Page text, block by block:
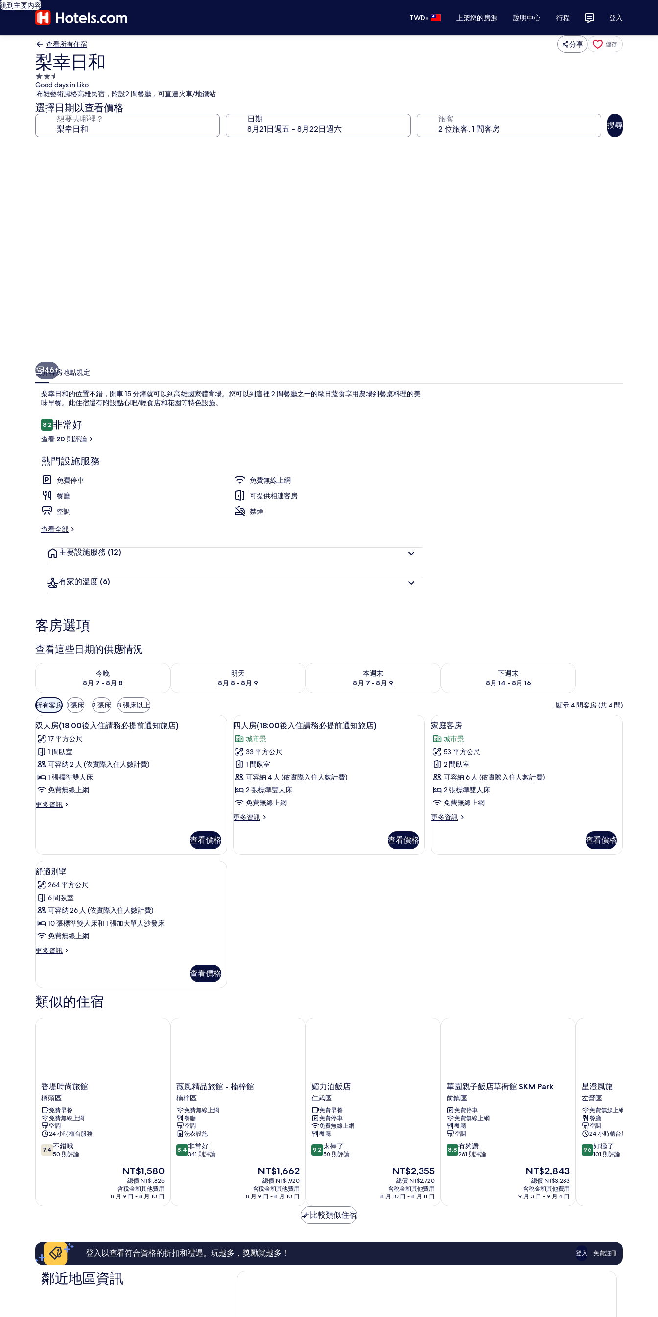
跳到主要內容
TWD• 上架您的房源 說明中心 行程 登入
查看所有住宿 分享 儲存
梨幸日和
2.5
星
級
住
宿
Good days in Liko
布雜藝術風格高雄民宿，附設2 間餐廳，可直達火車/地鐵站
選擇日期以查看價格
想要去哪裡？ 日期 旅客
搜尋
46+
簡介客房地點規定
梨幸日和的位置不錯，開車 15 分鐘就可以到高雄國家體育場。您可以到這裡 2 間餐廳之一的歐日蔬食享用農場到餐桌料理的美
味早餐。此住宿還有附設點心吧/輕食店和花園等特色設施。
評
論
8.28.2 分，滿分 10 分，
非常好
查看 20 則評論
熱門設施服務
免費停車
免費無線上網
餐廳
可提供相連客房
空調
禁煙
查看全部
主要設施服務 (12)
有家的溫度 (6)
客房選項
查看這些日期的供應情況
今晚
8月 7 - 8月 8
查看今晚 (8月 7 - 8月 8) 的供應情況
明天
8月 8 - 8月 9
查看明天 (8月 8 - 8月 9) 的供應情況
本週末
8月 7 - 8月 9
查看本週末 (8月 7 - 8月 9) 的供應情況
下週末
8月 14 - 8月 16
查看下週末 (8月 14 - 8月 16) 的供應情況
可
用
的
客
房
篩
選
條
件
所有客房 1 張床 2 張床 3 張床以上 顯示 4 間客房 (共 4 間)
顯
示
双
人
房
(18:00
後
入
務
必
提
前
通
知
旅
店)
的
相
片
双人房(18:00後入住請務必提前通知旅店) | 遮光布/窗簾、隔音、免費無線上網、床單
10
双人房(18:00後入住請務必提前通知旅店)
17 平方公尺
1 間臥室
可容納 2 人 (依實際入住人數計費)
1 張標準雙人床
免費無線上網
更多資訊
更
(18:00
後
入
住
請
務
必
提
前
通
知
店)
情
查看價格
顯
示
四
人
房
(18:00
後
入
住
務
四人房(18:00後入住請務必提前通知旅店) | 遮光布/窗簾、隔音、免費無線上網、床單
11
四人房(18:00後入住請務必提前通知旅店)
城市景
33 平方公尺
1 間臥室
可容納 4 人 (依實際入住人數計費)
2 張標準雙人床
免費無線上網
更多資訊
更
房
查看價格
顯
示
家
庭
客
房
的
有
片
家庭客房 | 起居區 | 42-吋平面電視、數位頻道
8
家庭客房
城市景
53 平方公尺
2 間臥室
可容納 6 人 (依實際入住人數計費)
2 張標準雙人床
免費無線上網
更多資訊
更
客
查看價格
顯
示
舒
適
別
墅
所
相
片
13
舒適別墅
264 平方公尺
6 間臥室
可容納 26 人 (依實際入住人數計費)
10 張標準雙人床和 1 張加大單人沙發床
免費無線上網
更多資訊
更
別
墅
的
詳
情
查看價格
類似的住宿
香
堤
時
尚
旅
館
橋
頭
區
香堤時尚旅館
橋頭區
免費早餐
免費無線上網
空調
24 小時櫃台服務
7.4
分，
錯
評
7.4 不錯哦
50 則評論
現
在
價
格
為
NT$1,580
總價 NT$1,825
含稅金和其他費用
8 月 9 日 - 8 月 10 日
香堤時尚旅館
薇
風
精
品
旅
館
-
楠
梓
薇風精品旅館 - 楠梓館
楠梓區
免費無線上網
餐廳
空調
洗衣設施
8.4
分，
常
評
論
8.4 非常好
341 則評論
現
在
價
格
為
NT$1,662
總價 NT$1,920
含稅金和其他費用
8 月 9 日 - 8 月 10 日
薇風精品旅館 - 楠梓館
媚
力
泊
飯
店
仁
武
區
媚力泊飯店
仁武區
免費早餐
免費停車
免費無線上網
餐廳
9.2
分，
棒
了，
50
評
9.2 太棒了
50 則評論
現
在
價
格
為
NT$2,355
總價 NT$2,720
含稅金和其他費用
8 月 10 日 - 8 月 11 日
媚力泊飯店
華
園
親
子
飯
店
草
衙
館
華園親子飯店草衙館 SKM Park
前鎮區
免費停車
免費無線上網
餐廳
空調
8.8
分，
夠
評
8.8 有夠讚
261 則評論
現
在
價
格
為
NT$2,843
總價 NT$3,283
含稅金和其他費用
9 月 3 日 - 9 月 4 日
華園親子飯店草衙館 SKM Park
星
澄
風
旅
左
營
區
星澄風旅
左營區
免費無線上網
餐廳
空調
24 小時櫃台服務
9.6
分，
極
評
論
9.6 好極了
101 則評論
星澄風旅
比較類似住宿
登入以查看符合資格的折扣和禮遇。玩越多，獎勵就越多！ 登入 免費註冊
鄰近地區資訊